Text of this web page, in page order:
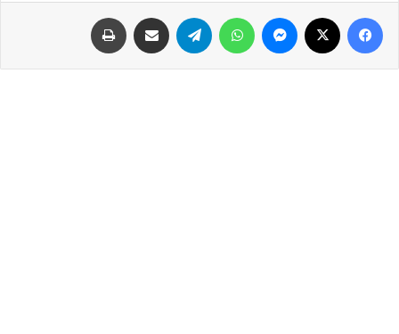
فيسبوك ماسنجر واتساب تيلقرام مشاركة عبر البريد